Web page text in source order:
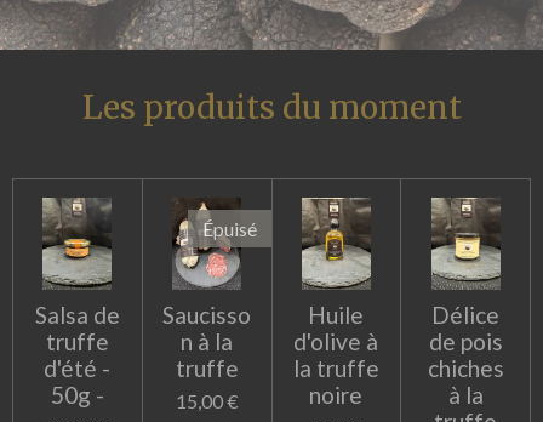
Les produits du moment
Salsa de
truffe
d'été -
50g -
Épuisé
Saucisso
n à la
truffe
15,00 €
Huile
d'olive à
la truffe
noire
Délice
de pois
chiches
à la